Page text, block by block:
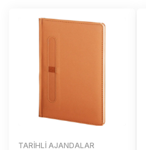
TARIHLI AJANDALAR